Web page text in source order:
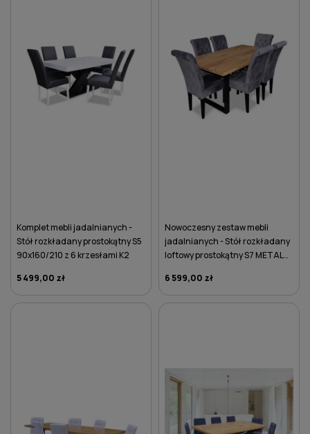
Komplet mebli jadalnianych -
Stół rozkładany prostokątny S5
90x160/210 z 6 krzesłami K2
5 499,00 zł
Nowoczesny zestaw mebli
jadalnianych - Stół rozkładany
loftowy prostokątny S7 METAL
6 599,00 zł